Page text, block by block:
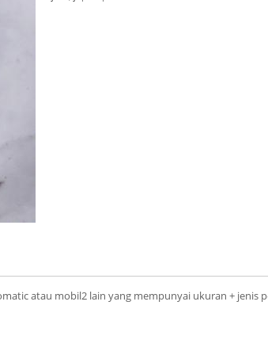
atau mobil2 lain yang mempunyai ukuran + jenis